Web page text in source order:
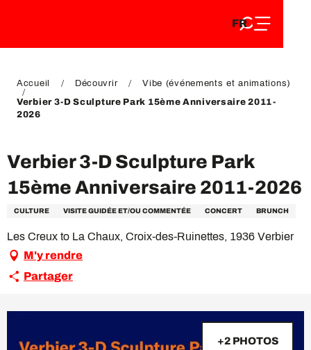
DE
FR
EN
Accueil Découvrir
Vibe (événements et animations)
Verbier 3-D Sculpture Park 15ème Anniversaire 2011-
2026
Verbier 3-D Sculpture Park
15ème Anniversaire 2011-2026
CULTURE VISITE GUIDÉE ET/OU COMMENTÉE CONCERT BRUNCH
Les Creux to La Chaux, Croix-des-Ruinettes, 1936 Verbier
M'y rendre
Partager
+2 PHOTOS